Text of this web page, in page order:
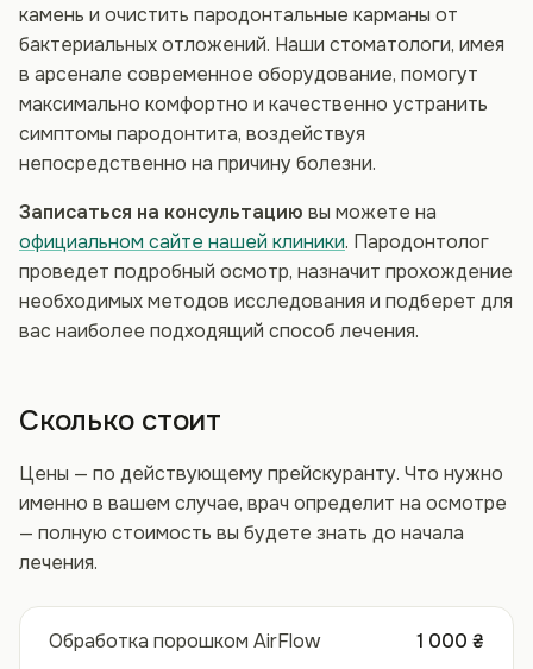
камень и очистить пародонтальные карманы от
бактериальных отложений. Наши стоматологи, имея
в арсенале современное оборудование, помогут
максимально комфортно и качественно устранить
симптомы пародонтита, воздействуя
непосредственно на причину болезни.
Записаться на консультацию вы можете на
официальном сайте нашей клиники. Пародонтолог
проведет подробный осмотр, назначит прохождение
необходимых методов исследования и подберет для
вас наиболее подходящий способ лечения.
Сколько стоит
Цены — по действующему прейскуранту. Что нужно
именно в вашем случае, врач определит на осмотре
— полную стоимость вы будете знать до начала
лечения.
Обработка порошком AirFlow 1 000 ₴